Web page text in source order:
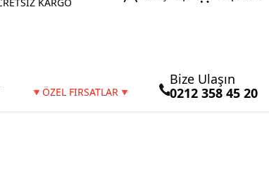
🔻ÖZEL FIRSATLAR🔻
Bize Ulaşın
0212 358 45 20